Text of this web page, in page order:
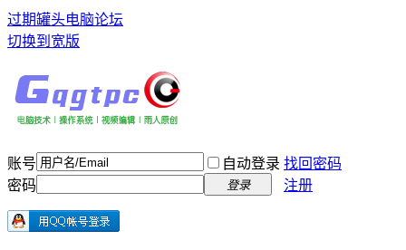
过期罐头电脑论坛
切换到宽版
账号 自动登录 找回密码
密码
登录 注册